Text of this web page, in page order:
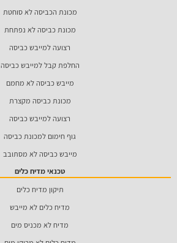
מכונת הכביסה לא סוחטת
מכונת כביסה לא נפתחת
רצועה למייבש כביסה
החלפת קבל למייבש כביסה
מייבש כביסה לא מחמם
מכונת כביסה מקצרת
רצועה למייבש כביסה
גוף חימום למכונת כביסה
מייבש כביסה לא מסתובב
טכנאי מדיח כלים
תיקון מדיח כלים
מדיח כלים לא מייבש
מדיח לא מכניס מים